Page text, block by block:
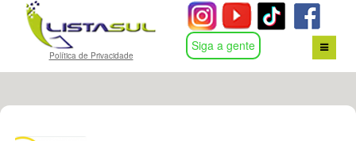
Política de Privacidade
Siga a gente
BUSCA POR ASSUNTO